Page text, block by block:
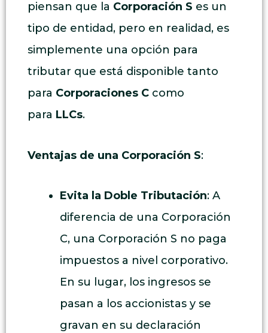
piensan que la Corporación S es un
tipo de entidad, pero en realidad, es
simplemente una opción para
tributar que está disponible tanto
para Corporaciones C como
para LLCs.
Ventajas de una Corporación S:
Evita la Doble Tributación: A
diferencia de una Corporación
C, una Corporación S no paga
impuestos a nivel corporativo.
En su lugar, los ingresos se
pasan a los accionistas y se
gravan en su declaración